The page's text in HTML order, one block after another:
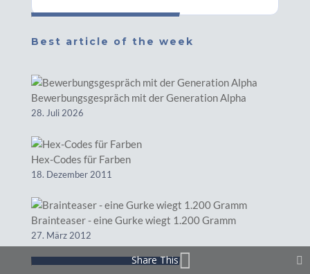
Best article of the week
Bewerbungsgespräch mit der Generation Alpha
28. Juli 2026
Hex-Codes für Farben
18. Dezember 2011
Brainteaser - eine Gurke wiegt 1.200 Gramm
27. März 2012
Share This